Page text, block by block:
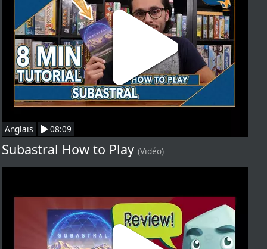
Anglais 08:09
Subastral How to Play (Vidéo)